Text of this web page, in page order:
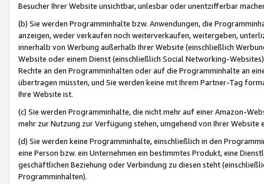
Besucher Ihrer Website unsichtbar, unlesbar oder unentzifferbar
(b) Sie werden Programminhalte bzw. Anwendungen, die
anzeigen, weder verkaufen noch weiterverkaufen, weitergeben,
innerhalb von Werbung außerhalb Ihrer Website (einschließlich
Website oder einem Dienst (einschließlich Social Networking-
Rechte an den Programminhalten oder auf die Programminhalte an
übertragen müssten, und Sie werden keine mit Ihrem Partner-Tag
Ihre Website ist.
(c) Sie werden Programminhalte, die nicht mehr auf einer Amazon-
mehr zur Nutzung zur Verfügung stehen, umgehend von Ihrer
(d) Sie werden keine Programminhalte, einschließlich in den
eine Person bzw. ein Unternehmen ein bestimmtes Produkt, eine
geschäftlichen Beziehung oder Verbindung zu diesen steht
Programminhalten).